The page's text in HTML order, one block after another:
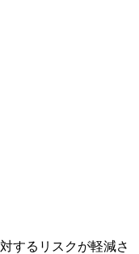
するリスクが軽減さ